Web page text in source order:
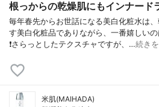
根っからの乾燥肌にもインナード
毎年春先からお世話になる美白化粧水は
す美白化粧品でありながら、一番嬉しい
❗さらっとしたテクスチャですが、…続き
米肌(MAIHADA)